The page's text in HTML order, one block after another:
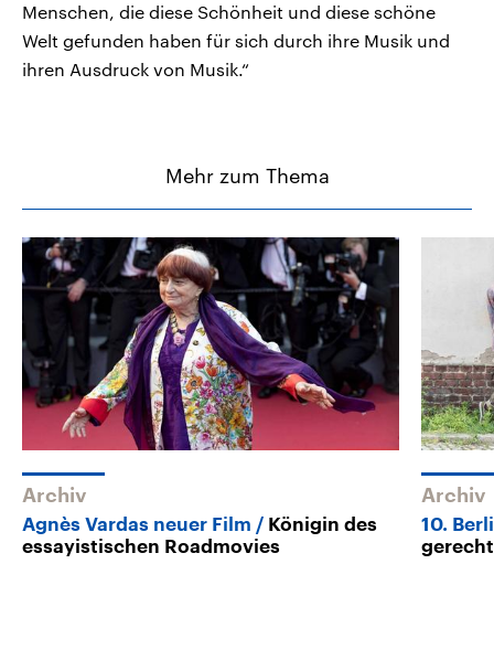
Menschen, die diese Schönheit und diese schöne
Welt gefunden haben für sich durch ihre Musik und
ihren Ausdruck von Musik.“
Mehr zum Thema
Archiv
Agnès Vardas neuer Film
Königin des
essayistischen Roadmovies
Archiv
10.